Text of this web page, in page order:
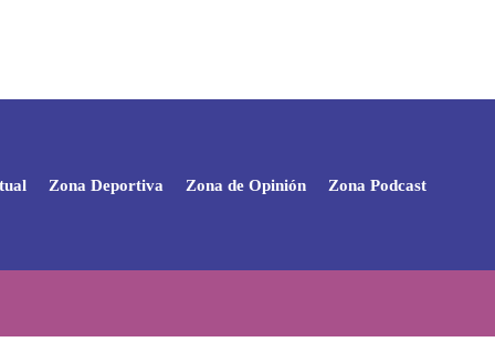
Zona Deportiva Zona de Opinión Zona Podcast